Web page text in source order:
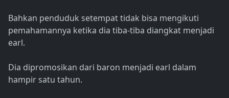
Bahkan penduduk setempat tidak bisa mengikuti
pemahamannya ketika dia tiba-tiba diangkat menjadi
earl.
Dia dipromosikan dari baron menjadi earl dalam
hampir satu tahun.